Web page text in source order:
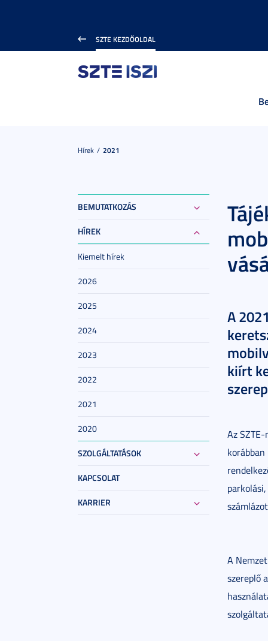
SZTE KEZDŐOLDAL
Hírek 2021
BEMUTATKOZÁS
HÍREK
Kiemelt hírek
2026
2025
2024
2023
2022
2021
2020
SZOLGÁLTATÁSOK
KAPCSOLAT
KARRIER
A
kiírt
Az
A
szereplő